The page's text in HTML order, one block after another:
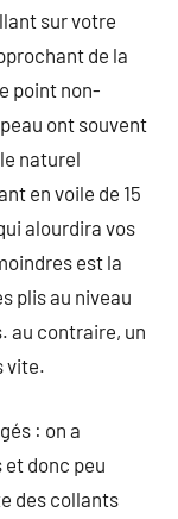
sur votre
de la
point non-
ont souvent
naturel
en voile de 15
alourdira vos
est la
plis au niveau
au contraire, un
vite.
: on a
donc peu
des collants